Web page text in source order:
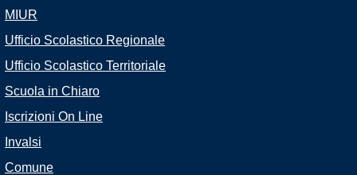
MIUR
Ufficio Scolastico Regionale
Ufficio Scolastico Territoriale
Scuola in Chiaro
Iscrizioni On Line
Invalsi
Comune